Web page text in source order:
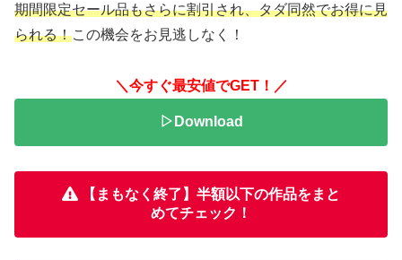
期間限定セール品もさらに割引され、タダ同然でお得に見
られる！この機会をお見逃しなく！
＼今すぐ最安値でGET！／
▷Download
【まもなく終了】半額以下の作品をまと
めてチェック！